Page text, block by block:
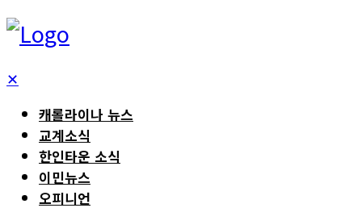
✕
캐롤라이나 뉴스
교계소식
한인타운 소식
이민뉴스
오피니언